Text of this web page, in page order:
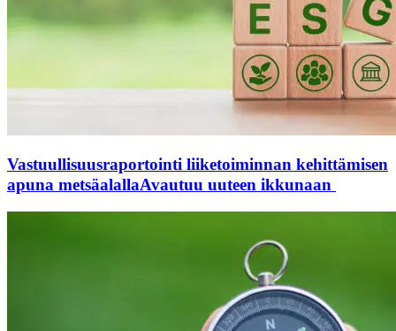
Vastuullisuusraportointi liiketoiminnan kehittämisen
apuna metsäalallaAvautuu uuteen ikkunaan